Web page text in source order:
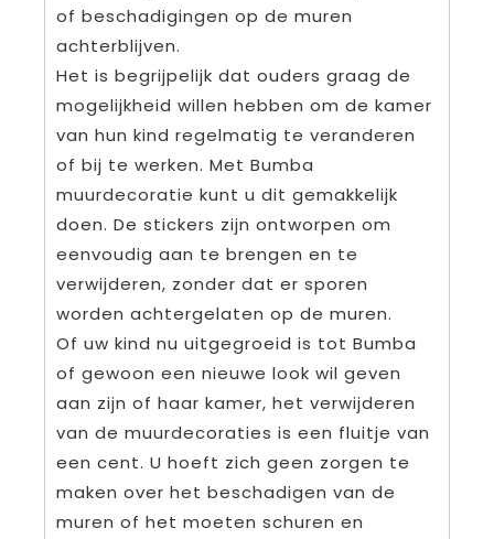
of beschadigingen op de muren
achterblijven.
Het is begrijpelijk dat ouders graag de
mogelijkheid willen hebben om de kamer
van hun kind regelmatig te veranderen
of bij te werken. Met Bumba
muurdecoratie kunt u dit gemakkelijk
doen. De stickers zijn ontworpen om
eenvoudig aan te brengen en te
verwijderen, zonder dat er sporen
worden achtergelaten op de muren.
Of uw kind nu uitgegroeid is tot Bumba
of gewoon een nieuwe look wil geven
aan zijn of haar kamer, het verwijderen
van de muurdecoraties is een fluitje van
een cent. U hoeft zich geen zorgen te
maken over het beschadigen van de
muren of het moeten schuren en